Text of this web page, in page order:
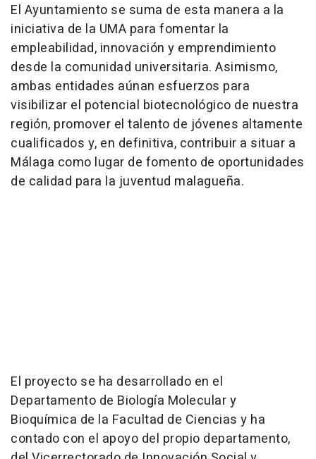
El Ayuntamiento se suma de esta manera a la
iniciativa de la UMA para fomentar la
empleabilidad, innovación y emprendimiento
desde la comunidad universitaria. Asimismo,
ambas entidades aúnan esfuerzos para
visibilizar el potencial biotecnológico de nuestra
región, promover el talento de jóvenes altamente
cualificados y, en definitiva, contribuir a situar a
Málaga como lugar de fomento de oportunidades
de calidad para la juventud malagueña.
El proyecto se ha desarrollado en el
Departamento de Biología Molecular y
Bioquímica de la Facultad de Ciencias y ha
contado con el apoyo del propio departamento,